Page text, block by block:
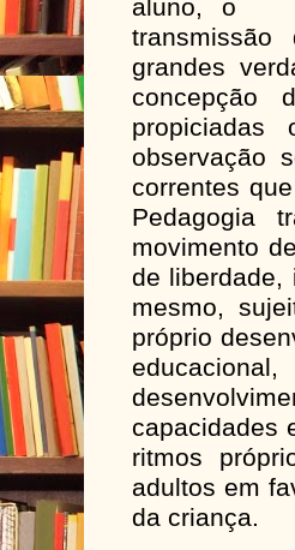
aluno, o
grandes
concepção
correntes
Pedagogia
movimento
de liberdade,
mesmo,
próprio
capacidades
ritmos
adultos em
da criança.